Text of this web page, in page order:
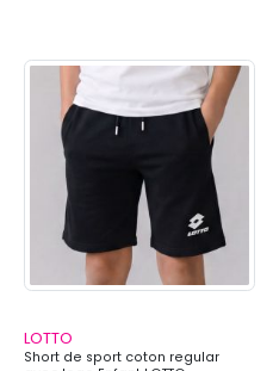
LOTTO
Short de sport coton regular